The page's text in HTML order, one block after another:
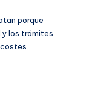
porque
y los trámites